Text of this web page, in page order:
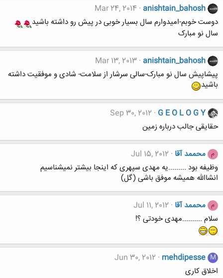
anishtain_bahosh
Mar 24, 2014
دوست خوبم-امیدوارم سال بسیار خوبی در پیش رو داشته باشید
سال نو مبارک
anishtain_bahosh
Mar 13, 2013
پیشاپیش سال نو مبارک-سالی سرشار از سلامت- شادی و موفقیت داشته
باشید
G E O L O G Y
Sep 30, 2012
حقایقی جالب درباره زمین
م محممد آقا Jul 15, 2012
وظیفه بود .........یه مهدی سپهری که اینجا بیشتر نمیشناسیم
انشاالله همیشه موفق باشی (گل)
م محممد آقا Jul 11, 2012
سلام ..........مهدی خودتی ؟!
M
mehdipesse
Jun 30, 2012
اخلاق کاری